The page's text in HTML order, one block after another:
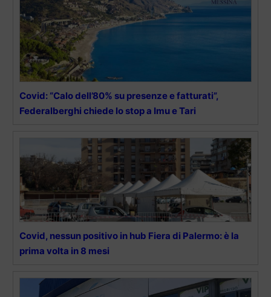
Covid: “Calo dell’80% su presenze e fatturati”,
Federalberghi chiede lo stop a Imu e Tari
Covid, nessun positivo in hub Fiera di Palermo: è la
prima volta in 8 mesi